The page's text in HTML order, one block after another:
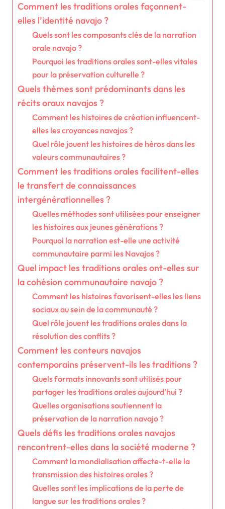
Comment les traditions orales façonnent-
elles l’identité navajo ?
Quels sont les composants clés de la narration
orale navajo ?
Pourquoi les traditions orales sont-elles vitales
pour la préservation culturelle ?
Quels thèmes sont prédominants dans les
récits oraux navajos ?
Comment les histoires de création influencent-
elles les croyances navajos ?
Quel rôle jouent les histoires de héros dans les
valeurs communautaires ?
Comment les traditions orales facilitent-elles
le transfert de connaissances
intergénérationnelles ?
Quelles méthodes sont utilisées pour enseigner
les histoires aux jeunes générations ?
Pourquoi la narration est-elle une activité
communautaire parmi les Navajos ?
Quel impact les traditions orales ont-elles sur
la cohésion communautaire navajo ?
Comment les histoires favorisent-elles les liens
sociaux au sein de la communauté ?
Quel rôle jouent les traditions orales dans la
résolution des conflits ?
Comment les conteurs navajos
contemporains préservent-ils les traditions ?
Quels formats innovants sont utilisés pour
partager les traditions orales aujourd’hui ?
Quelles organisations soutiennent la
préservation de la narration navajo ?
Quels défis les traditions orales navajos
rencontrent-elles dans la société moderne ?
Comment la mondialisation affecte-t-elle la
transmission des histoires orales ?
Quelles sont les implications de la perte de
langue sur les traditions orales ?